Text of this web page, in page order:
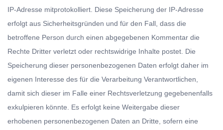
IP-Adresse mitprotokolliert. Diese Speicherung der IP-Adresse
erfolgt aus Sicherheitsgründen und für den Fall, dass die
betroffene Person durch einen abgegebenen Kommentar die
Rechte Dritter verletzt oder rechtswidrige Inhalte postet. Die
Speicherung dieser personenbezogenen Daten erfolgt daher im
eigenen Interesse des für die Verarbeitung Verantwortlichen,
damit sich dieser im Falle einer Rechtsverletzung gegebenenfalls
exkulpieren könnte. Es erfolgt keine Weitergabe dieser
erhobenen personenbezogenen Daten an Dritte, sofern eine